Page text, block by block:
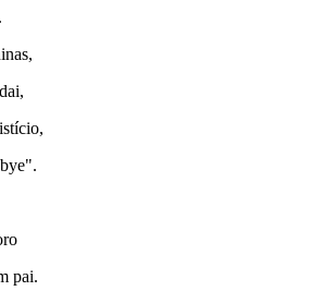
pai.